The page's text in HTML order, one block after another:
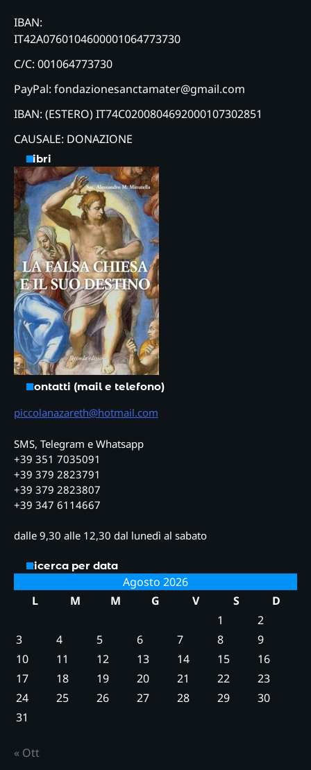
IBAN:
IT42A0760104600001064773730
C/C: 001064773730
PayPal: fondazionesanctamater@gmail.com
IBAN: (ESTERO) IT74C0200804692000107302851
CAUSALE: DONAZIONE
Libri
Contatti (mail e telefono)
piccolanazareth@hotmail.com
SMS, Telegram e Whatsapp
+39 351 7035091
+39 379 2823791
+39 379 2823807
+39 347 6114667
dalle 9,30 alle 12,30 dal lunedì al sabato
Ricerca per data
Agosto 2026
L
M M G V S
D
1
2
3
4 5 6 7 8
9
10
11 12 13 14 15
16
17
18 19 20 21 22
23
24
25 26 27 28 29
30
31
« Ott